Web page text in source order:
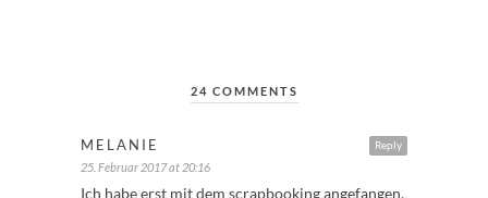
24 COMMENTS
Reply
MELANIE
25. Februar 2017 at 20:16
Ich habe erst mit dem scrapbooking angefangen,